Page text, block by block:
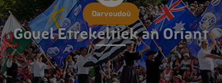
Darvoudoù
Gouel Etrekeltiek an Oriant